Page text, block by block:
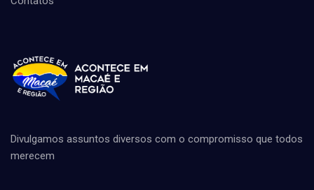
Divulgamos assuntos diversos com o compromisso que todos
merecem